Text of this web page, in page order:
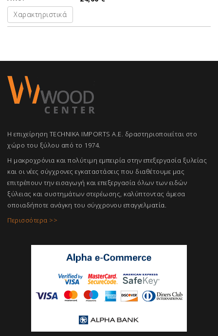
Χαρακτηριστικά
Η επιχείρηση TECHNIKA IMPORTS A.E. δραστηριοποιείται στο
χώρο του ξύλου από το 1974.
Η μακροχρόνια και πολύτιμη εμπειρία στην επεξεργασία ξυλείας
και οι νέες σύγχρονες εγκαταστάσεις που διαθέτουμε μας
επιτρέπουν την εισαγωγή και επεξεργασία όλων των ειδών
ξύλειας και συστημάτων στερέωσης, καλύπτοντας άμεσα
οποιαδήποτε ανάγκη του σύγχρονου επαγγελματία.
Περισσότερα >>